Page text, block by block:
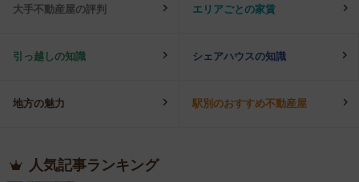
大手不動産屋の評判 エリアごとの家賃
引っ越しの知識 シェアハウスの知識
地方の魅力 駅別のおすすめ不動産屋
人気記事ランキング